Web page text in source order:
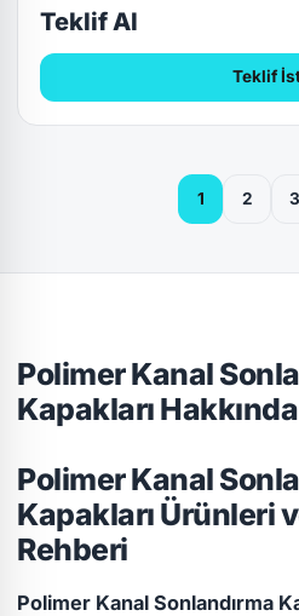
Teklif Al
Teklif
1 2 3
Polimer Kanal
Kapakları Hakkında
Polimer Kanal
Kapakları Ürünleri
Rehberi
Polimer Kanal Sonlandırma